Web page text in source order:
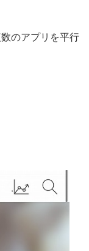
のアプリを平行